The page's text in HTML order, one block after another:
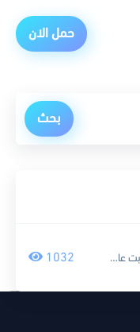
حمل الان
بحث
يا مروح بلادك ليل والشمس غابت عادنا الا انطربنا والتلاحين طابت يا مروح وقلبي منكم مارتوى ارحمونا فضلية من لهيب الهوى لا تولوا وعيني من لظى الحب ذابت عادنا الا... 1032